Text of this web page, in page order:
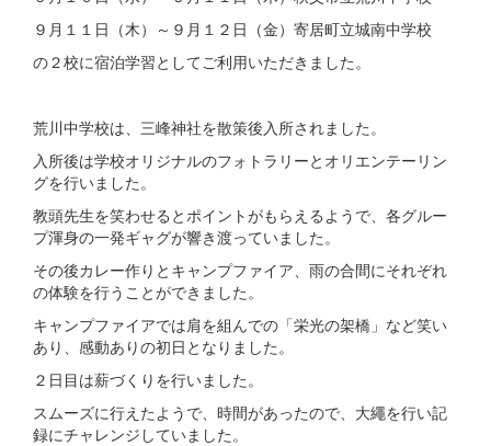
９月１１日（木）～９月１２日（金）寄居町立城南中学校
の２校に宿泊学習としてご利用いただきました。
荒川中学校は、三峰神社を散策後入所されました。
入所後は学校オリジナルのフォトラリーとオリエンテーリン
グを行いました。
教頭先生を笑わせるとポイントがもらえるようで、各グルー
プ渾身の一発ギャグが響き渡っていました。
その後カレー作りとキャンプファイア、雨の合間にそれぞれ
の体験を行うことができました。
キャンプファイアでは肩を組んでの「栄光の架橋」など笑い
あり、感動ありの初日となりました。
２日目は薪づくりを行いました。
スムーズに行えたようで、時間があったので、大繩を行い記
録にチャレンジしていました。